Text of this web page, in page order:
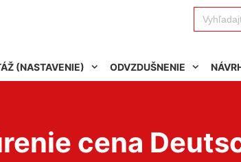
Search
for:
(NASTAVENIE) ODVZDUŠNENIE
cena